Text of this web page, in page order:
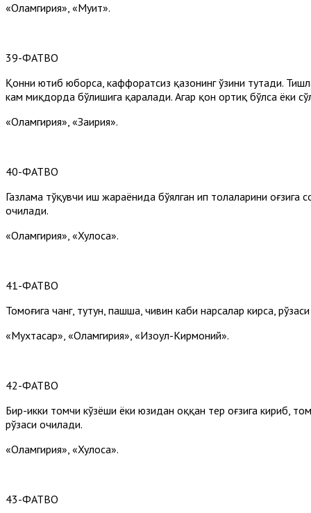
«Оламгирия», «Муҳит».
39-ФАТВО
Қонни ютиб юборса, каффоратсиз қазонинг ўзини тутади.
кам миқдорда бўлишига қаралади. Агар қон ортиқ бўлса ёки
«Оламгирия», «Заҳирия».
40-ФАТВО
Газлама тўқувчи иш жараёнида бўялган ип толаларини
очилади.
«Оламгирия», «Хулоса».
41-ФАТВО
Томоғига чанг, тутун, пашша, чивин каби нарсалар кирса,
«Мухтасар», «Оламгирия», «Изоҳул-Кирмоний».
42-ФАТВО
Бир-икки томчи кўзёши ёки юзидан оққан тер оғзига кириб,
рўзаси очилади.
«Оламгирия», «Хулоса».
43-ФАТВО